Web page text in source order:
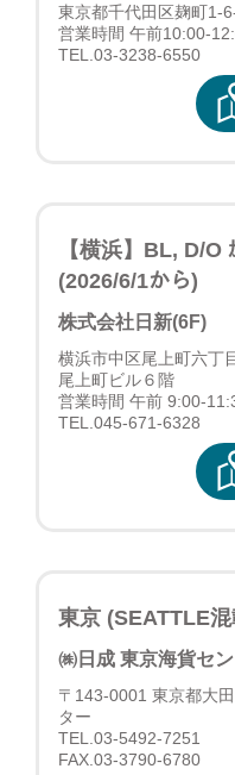
東京都千代田区麹町1-
営業時間 午前10:00-
TEL.03-3238-6550
【横浜】
(2026/6/1から)
株式会社日新(6F)
横浜市中区尾上町六
尾上町ビル６階
営業時間 午前 9:00-
TEL.045-671-6328
東京 (SEATTLE混
㈱日成 東京海貨セ
〒143-0001 東京都大
ター
TEL.03-5492-7251
FAX.03-3790-6780